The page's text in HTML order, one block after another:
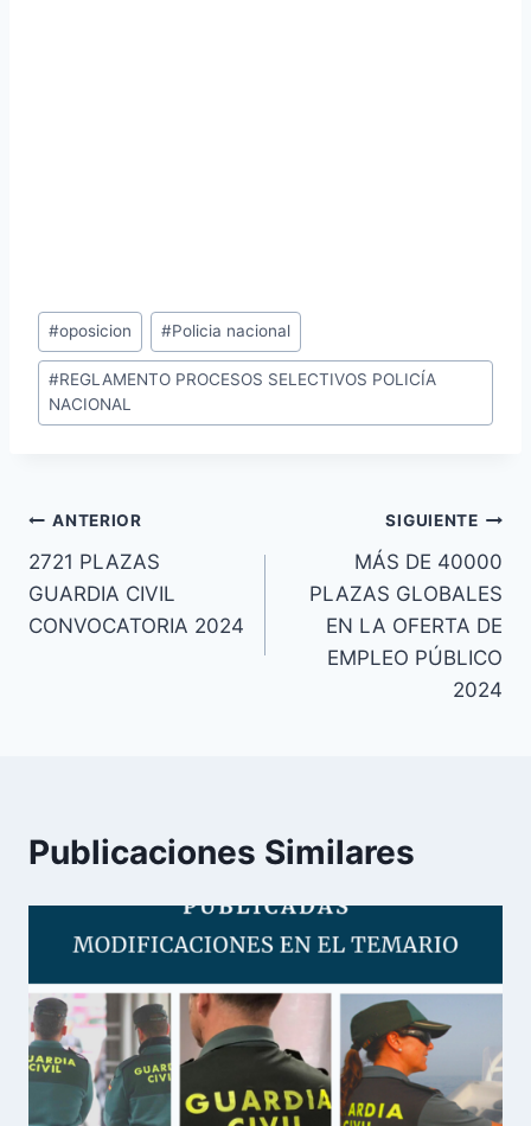
Etiquetas
de
la
entrada:
#oposicion #Policia nacional
#REGLAMENTO PROCESOS SELECTIVOS POLICÍA
NACIONAL
Navegación
de
entradas
ANTERIOR
2721 PLAZAS
GUARDIA CIVIL
CONVOCATORIA 2024
SIGUIENTE
MÁS DE 40000
PLAZAS GLOBALES
EN LA OFERTA DE
EMPLEO PÚBLICO
2024
Publicaciones Similares